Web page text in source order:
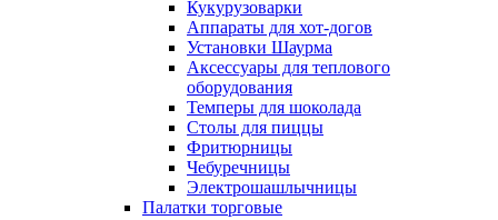
Кукурузоварки
Аппараты для хот-догов
Установки Шаурма
Аксессуары для теплового
оборудования
Темперы для шоколада
Столы для пиццы
Фритюрницы
Чебуречницы
Электрошашлычницы
Палатки торговые